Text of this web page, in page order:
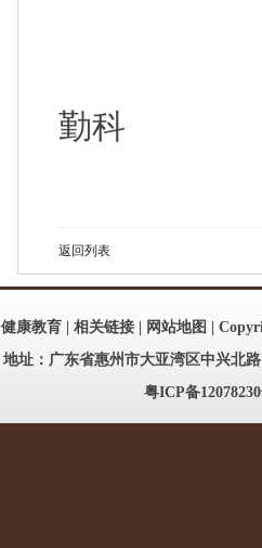
勤科
返回列表
健康教育| 相关链接| 网站地图 |
地址：广东省惠州市大亚湾区中兴北
粤ICP备